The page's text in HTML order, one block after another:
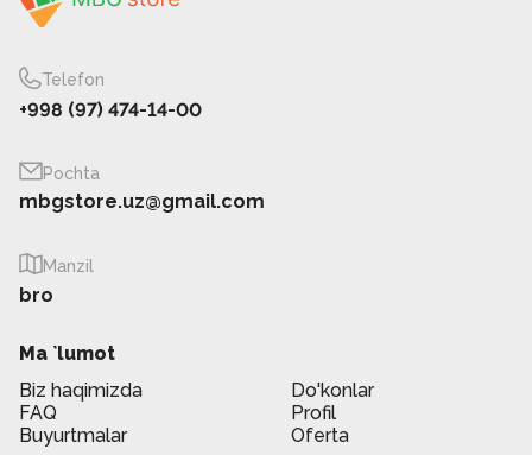
Telefon
+998 (97) 474-14-00
Pochta
mbgstore.uz@gmail.com
Manzil
bro
Ma `lumot
Biz haqimizda
Do'konlar
FAQ
Profil
Buyurtmalar
Oferta